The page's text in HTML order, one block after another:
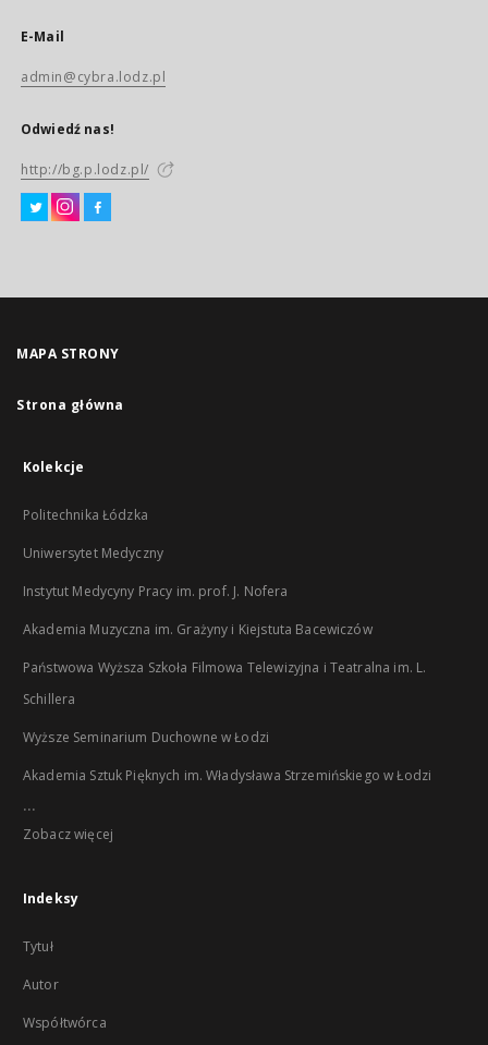
E-Mail
admin@cybra.lodz.pl
Odwiedź nas!
http://bg.p.lodz.pl/
MAPA STRONY
Strona główna
Kolekcje
Politechnika Łódzka
Uniwersytet Medyczny
Instytut Medycyny Pracy im. prof. J. Nofera
Akademia Muzyczna im. Grażyny i Kiejstuta Bacewiczów
Państwowa Wyższa Szkoła Filmowa Telewizyjna i Teatralna im. L.
Schillera
Wyższe Seminarium Duchowne w Łodzi
Akademia Sztuk Pięknych im. Władysława Strzemińskiego w Łodzi
...
Zobacz więcej
Indeksy
Tytuł
Autor
Współtwórca